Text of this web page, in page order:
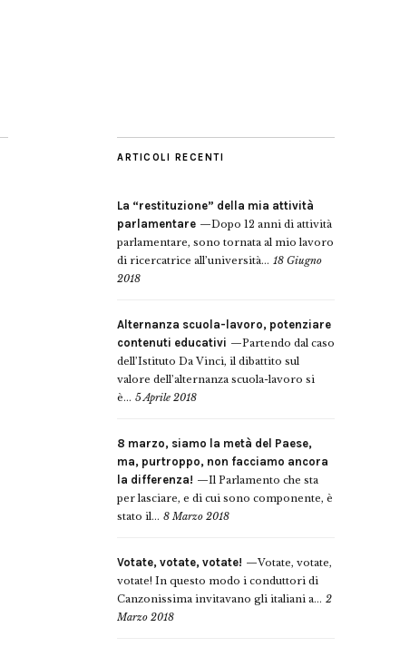
ARTICOLI RECENTI
La “restituzione” della mia attività
parlamentare
Dopo 12 anni di attività
parlamentare, sono tornata al mio lavoro
di ricercatrice all’università... 18 Giugno
2018
Alternanza scuola-lavoro, potenziare
contenuti educativi
Partendo dal caso
dell’Istituto Da Vinci, il dibattito sul
valore dell’alternanza scuola-lavoro si
è... 5 Aprile 2018
8 marzo, siamo la metà del Paese,
ma, purtroppo, non facciamo ancora
la differenza!
Il Parlamento che sta
per lasciare, e di cui sono componente, è
stato il... 8 Marzo 2018
Votate, votate, votate!
Votate, votate,
votate! In questo modo i conduttori di
Canzonissima invitavano gli italiani a... 2
Marzo 2018